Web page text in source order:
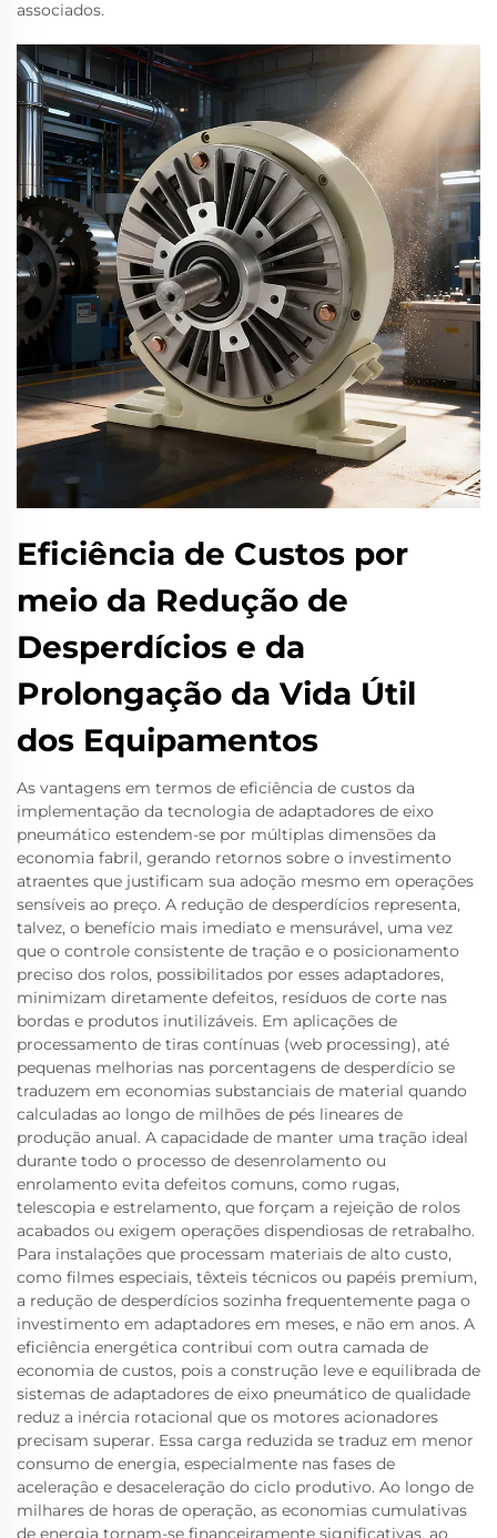
associados.
Eficiência de Custos por
meio da Redução de
Desperdícios e da
Prolongação da Vida Útil
dos Equipamentos
As vantagens em termos de eficiência de custos da
implementação da tecnologia de adaptadores de eixo
pneumático estendem-se por múltiplas dimensões da
economia fabril, gerando retornos sobre o investimento
atraentes que justificam sua adoção mesmo em operações
sensíveis ao preço. A redução de desperdícios representa,
talvez, o benefício mais imediato e mensurável, uma vez
que o controle consistente de tração e o posicionamento
preciso dos rolos, possibilitados por esses adaptadores,
minimizam diretamente defeitos, resíduos de corte nas
bordas e produtos inutilizáveis. Em aplicações de
processamento de tiras contínuas (web processing), até
pequenas melhorias nas porcentagens de desperdício se
traduzem em economias substanciais de material quando
calculadas ao longo de milhões de pés lineares de
produção anual. A capacidade de manter uma tração ideal
durante todo o processo de desenrolamento ou
enrolamento evita defeitos comuns, como rugas,
telescopia e estrelamento, que forçam a rejeição de rolos
acabados ou exigem operações dispendiosas de retrabalho.
Para instalações que processam materiais de alto custo,
como filmes especiais, têxteis técnicos ou papéis premium,
a redução de desperdícios sozinha frequentemente paga o
investimento em adaptadores em meses, e não em anos. A
eficiência energética contribui com outra camada de
economia de custos, pois a construção leve e equilibrada de
sistemas de adaptadores de eixo pneumático de qualidade
reduz a inércia rotacional que os motores acionadores
precisam superar. Essa carga reduzida se traduz em menor
consumo de energia, especialmente nas fases de
aceleração e desaceleração do ciclo produtivo. Ao longo de
milhares de horas de operação, as economias cumulativas
de energia tornam-se financeiramente significativas, ao